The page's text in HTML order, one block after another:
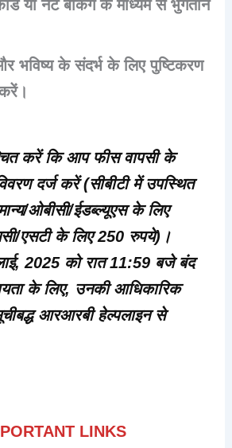
या नेट बैंकिंग के माध्यम से भुगतान
भविष्य के संदर्भ के लिए पुष्टिकरण
करें कि आप फीस वापसी के
दर्ज करें (सीबीटी में उपस्थित
ओबीसी/ईडब्ल्यूएस के लिए
एसटी के लिए 250 रुपये)।
2025 को रात 11:59 बजे बंद
के लिए, उनकी आधिकारिक
आरआरबी हेल्पलाइन से
LINKS